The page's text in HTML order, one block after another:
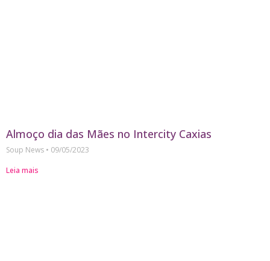
Almoço dia das Mães no Intercity Caxias
Soup News
09/05/2023
Leia mais